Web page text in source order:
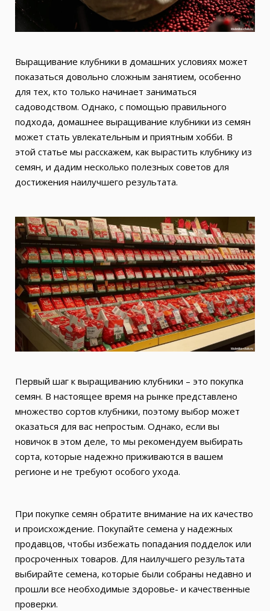
Выращивание клубники в домашних условиях может
показаться довольно сложным занятием, особенно
для тех, кто только начинает заниматься
садоводством. Однако, с помощью правильного
подхода, домашнее выращивание клубники из семян
может стать увлекательным и приятным хобби. В
этой статье мы расскажем, как вырастить клубнику из
семян, и дадим несколько полезных советов для
достижения наилучшего результата.
Первый шаг к выращиванию клубники – это покупка
семян. В настоящее время на рынке представлено
множество сортов клубники, поэтому выбор может
оказаться для вас непростым. Однако, если вы
новичок в этом деле, то мы рекомендуем выбирать
сорта, которые надежно приживаются в вашем
регионе и не требуют особого ухода.
При покупке семян обратите внимание на их качество
и происхождение. Покупайте семена у надежных
продавцов, чтобы избежать попадания подделок или
просроченных товаров. Для наилучшего результата
выбирайте семена, которые были собраны недавно и
прошли все необходимые здоровье- и качественные
проверки.